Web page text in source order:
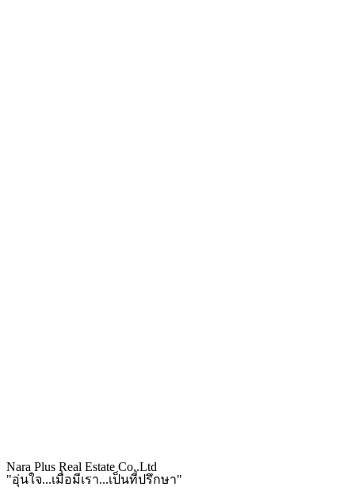
Nara Plus Real Estate Co,.Ltd
"อุ่นใจ...เมื่อมีเรา...เป็นที่ปรึกษา"